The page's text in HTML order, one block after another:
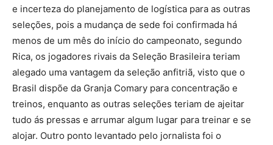
e incerteza do planejamento de logística para as outras
seleções, pois a mudança de sede foi confirmada há
menos de um mês do início do campeonato, segundo
Rica, os jogadores rivais da Seleção Brasileira teriam
alegado uma vantagem da seleção anfitriã, visto que o
Brasil dispõe da Granja Comary para concentração e
treinos, enquanto as outras seleções teriam de ajeitar
tudo ás pressas e arrumar algum lugar para treinar e se
alojar. Outro ponto levantado pelo jornalista foi o